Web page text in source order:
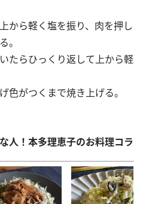
から軽く塩を振り、肉を押し
。
たらひっくり返して上から軽
がつくまで焼き上げる。
人！本多理恵子のお料理コラ